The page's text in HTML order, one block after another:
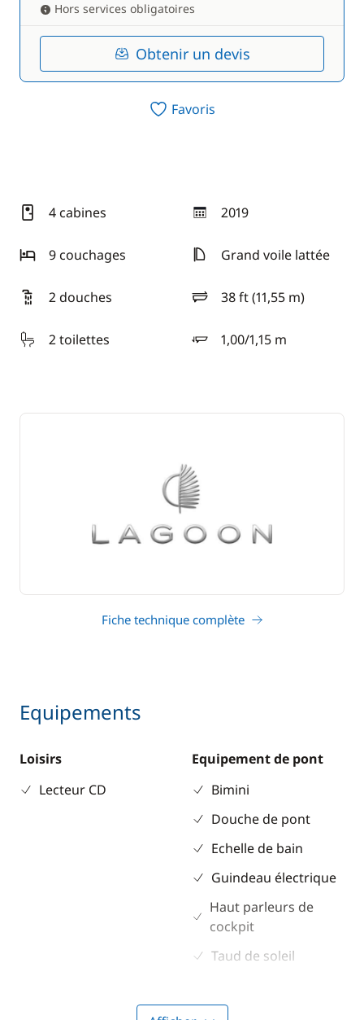
Hors services obligatoires
Obtenir un devis
Favoris
4 cabines 2019
année
9 couchages
Grand voile lattée
2 douches 38 ft (11,55 m)
longueur
2 toilettes
1,00/1,15 m
tirant d'eau
Fiche technique complète
Equipements
Loisirs
Lecteur CD
Equipement de pont
Bimini
Douche de pont
Echelle de bain
Guindeau électrique
Haut parleurs de
cockpit
Taud de soleil